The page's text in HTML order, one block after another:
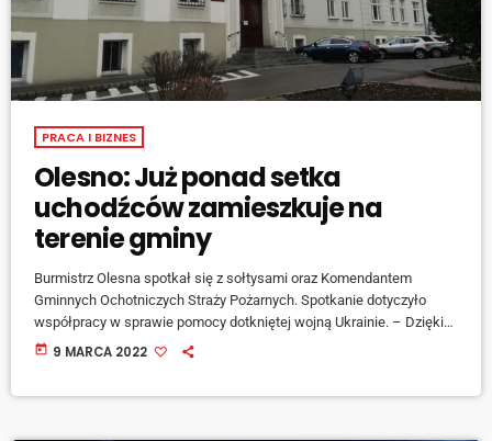
PRACA I BIZNES
Olesno: Już ponad setka
uchodźców zamieszkuje na
terenie gminy
Burmistrz Olesna spotkał się z sołtysami oraz Komendantem
Gminnych Ochotniczych Straży Pożarnych. Spotkanie dotyczyło
współpracy w sprawie pomocy dotkniętej wojną Ukrainie. – Dzięki
skoordynowanym, konkretnym działaniom sołtysów, druhów OSP,
today 9 MARCA 2022